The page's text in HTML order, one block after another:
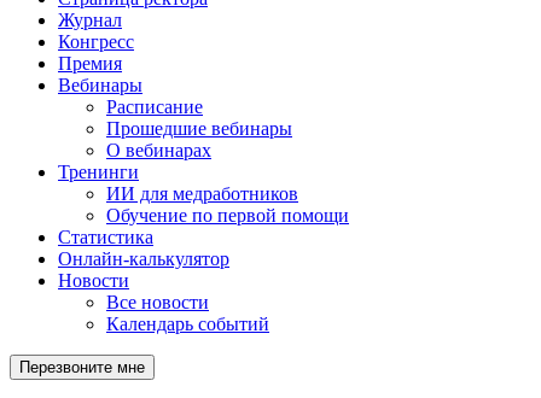
Журнал
Конгресс
Премия
Вебинары
Расписание
Прошедшие вебинары
О вебинарах
Тренинги
ИИ для медработников
Обучение по первой помощи
Статистика
Онлайн-калькулятор
Новости
Все новости
Календарь событий
Перезвоните мне